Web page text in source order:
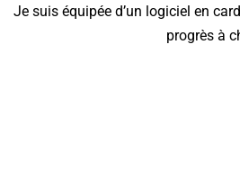
Je suis équipée d’un logiciel en
progrès à